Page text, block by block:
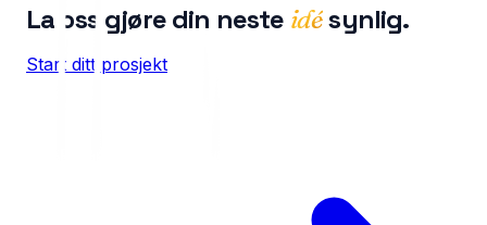
La oss gjøre din neste idésynlig.
Start ditt prosjekt